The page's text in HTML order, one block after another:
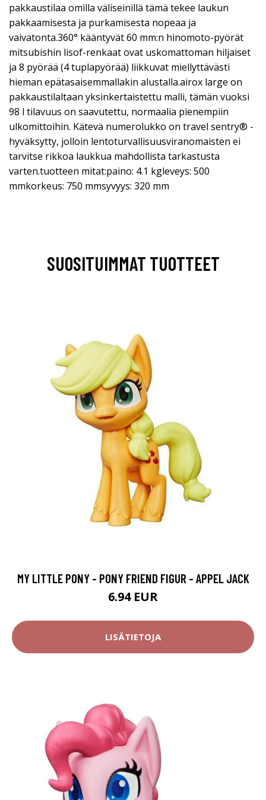
pakkaustilaa omilla väliseinillä tämä tekee laukun
pakkaamisesta ja purkamisesta nopeaa ja
vaivatonta.360° kääntyvät 60 mm:n hinomoto-pyörät
mitsubishin lisof-renkaat ovat uskomattoman hiljaiset
ja 8 pyörää (4 tuplapyörää) liikkuvat miellyttävästi
hieman epätasaisemmallakin alustalla.airox large on
pakkaustilaltaan yksinkertaistettu malli, tämän vuoksi
98 l tilavuus on saavutettu, normaalia pienempiin
ulkomittoihin. Kätevä numerolukko on travel sentry® -
hyväksytty, jolloin lentoturvallisuusviranomaisten ei
tarvitse rikkoa laukkua mahdollista tarkastusta
varten.tuotteen mitat:paino: 4.1 kgleveys: 500
mmkorkeus: 750 mmsyvyys: 320 mm
SUOSITUIMMAT TUOTTEET
MY LITTLE PONY - PONY FRIEND FIGUR - APPEL JACK
6.94 EUR
LISÄTIETOJA